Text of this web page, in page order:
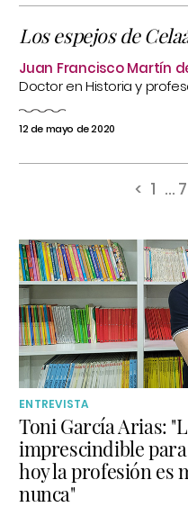
Los espejos de
Juan Francisco Martín
Doctor en Historia y
12 de mayo de 2020
< 1 ... 7
ENTREVISTA
Toni García Arias:
imprescindible
hoy la profesión es
nunca"